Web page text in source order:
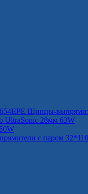
Щипцы-
28мм 63W
с паром